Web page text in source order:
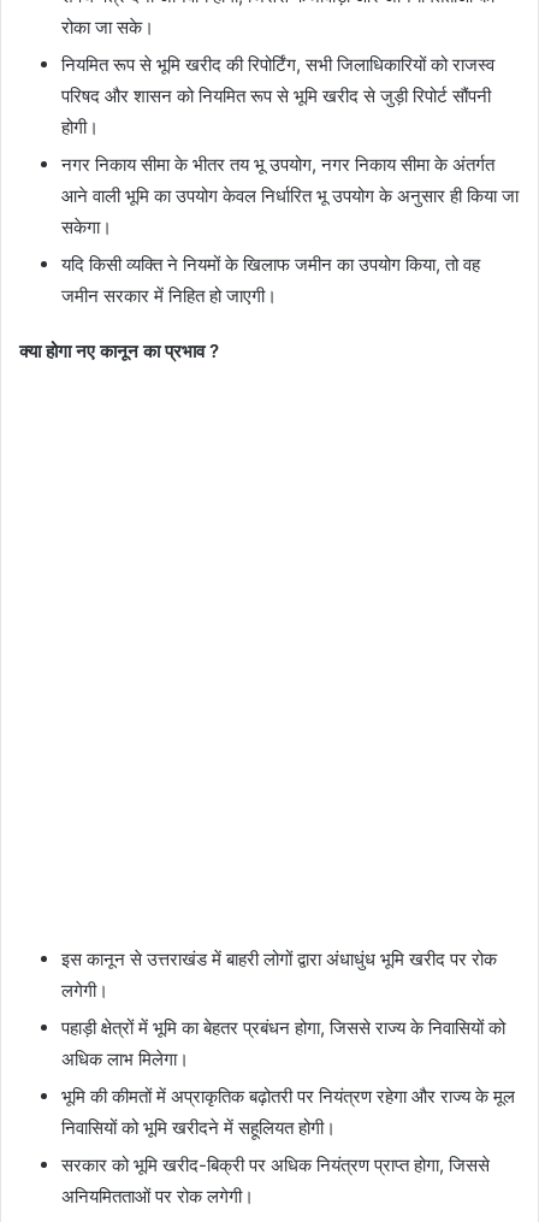
रोका जा सके।
नियमित रूप से भूमि खरीद की रिपोर्टिंग, सभी जिलाधिकारियों को राजस्व
परिषद और शासन को नियमित रूप से भूमि खरीद से जुड़ी रिपोर्ट सौंपनी
होगी।
नगर निकाय सीमा के भीतर तय भू उपयोग, नगर निकाय सीमा के अंतर्गत
आने वाली भूमि का उपयोग केवल निर्धारित भू उपयोग के अनुसार ही किया जा
सकेगा।
यदि किसी व्यक्ति ने नियमों के खिलाफ जमीन का उपयोग किया, तो वह
जमीन सरकार में निहित हो जाएगी।
क्या होगा नए कानून का प्रभाव ?
इस कानून से उत्तराखंड में बाहरी लोगों द्वारा अंधाधुंध भूमि खरीद पर रोक
लगेगी।
पहाड़ी क्षेत्रों में भूमि का बेहतर प्रबंधन होगा, जिससे राज्य के निवासियों को
अधिक लाभ मिलेगा।
भूमि की कीमतों में अप्राकृतिक बढ़ोतरी पर नियंत्रण रहेगा और राज्य के मूल
निवासियों को भूमि खरीदने में सहूलियत होगी।
सरकार को भूमि खरीद-बिक्री पर अधिक नियंत्रण प्राप्त होगा, जिससे
अनियमितताओं पर रोक लगेगी।